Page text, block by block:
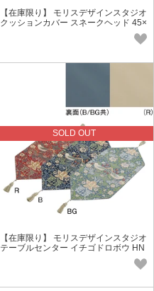
【在庫限り】 モリスデザインスタジオ
クッションカバー スネークヘッド 45×
SOLD OUT
【在庫限り】 モリスデザインスタジオ
テーブルセンター イチゴドロボウ HN